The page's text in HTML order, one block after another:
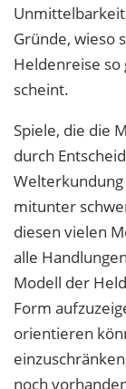
Gründe, wieso
Heldenreise
scheint.
Spiele, die die
durch
mitunter
diesen vielen
alle
Modell der
Form
orientieren
noch